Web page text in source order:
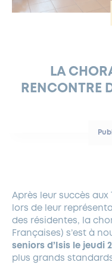
EAU POTABLE ET
DÉCLARATION DE
LOCATION DE
INFORMATIONS
SUBVENTIONS
PANNEAUX
GRÖBENZELL
DÉVELOPPEMENT
DEMANDE
GESTION DU
LA
RENCONTRE
Après leur succès
lors de leur
des résidentes, la
Françaises) s’est à
seniors d’Isis le jeudi
plus grands